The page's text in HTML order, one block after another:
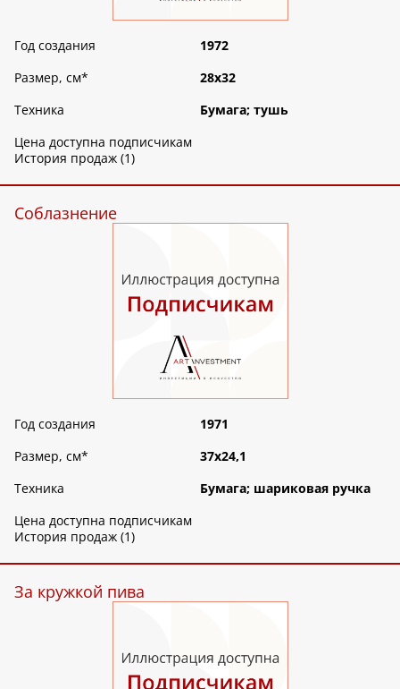
Год создания
1972
Размер, см*
28х32
Техника
Бумага; тушь
Цена доступна подписчикам
История продаж (1)
Соблазнение
Год создания
1971
Размер, см*
37х24,1
Техника
Бумага; шариковая ручка
Цена доступна подписчикам
История продаж (1)
За кружкой пива